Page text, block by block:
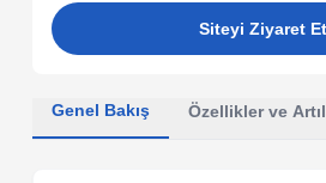
Siteyi Ziyaret Et
Genel Bakış Özellikler ve